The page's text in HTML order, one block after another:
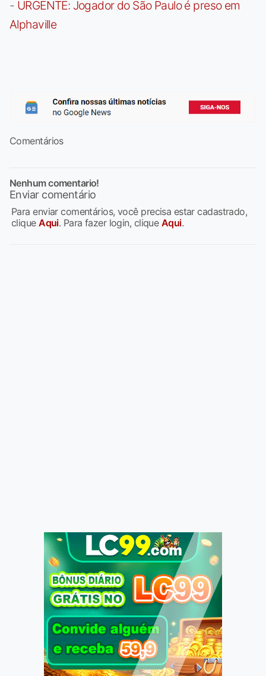
- URGENTE: Jogador do São Paulo é preso em
Alphaville
Comentários
Nenhum comentario!
Enviar comentário
Para enviar comentários, você precisa estar cadastrado,
cliqueAqui. Para fazer login, clique Aqui.